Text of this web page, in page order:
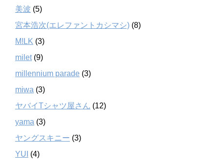
美波 (5)
宮本浩次(エレファントカシマシ) (8)
M!LK (3)
milet(9)
millennium parade (3)
miwa (3)
ヤバイTシャツ屋さん (12)
yama (3)
ヤングスキニー (3)
YUI (4)